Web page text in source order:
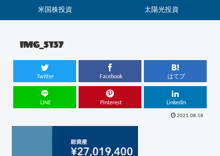
米国株投資 太陽光投資
IMG_5137
Twitter Facebook はてブ
LINE Pinterest LinkedIn
2021.08.18